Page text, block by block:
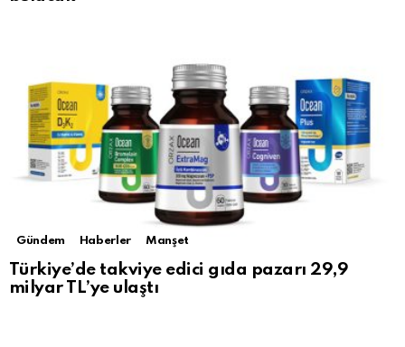
Gündem Haberler Manşet
Türkiye’de takviye edici gıda pazarı 29,9
milyar TL’ye ulaştı